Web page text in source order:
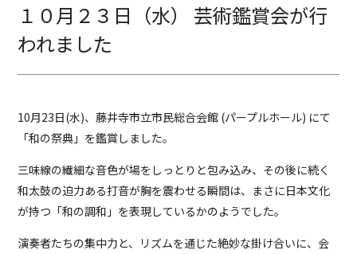
１０月２３日（水） 芸術鑑賞会が行
われました
10月23日(水)、藤井寺市立市民総合会館 (パープルホール) にて
「和の祭典」を鑑賞しました。
三味線の繊細な音色が場をしっとりと包み込み、その後に続く
和太鼓の迫力ある打音が胸を震わせる瞬間は、まさに日本文化
が持つ「和の調和」を表現しているかのようでした。
演奏者たちの集中力と、リズムを通じた絶妙な掛け合いに、会